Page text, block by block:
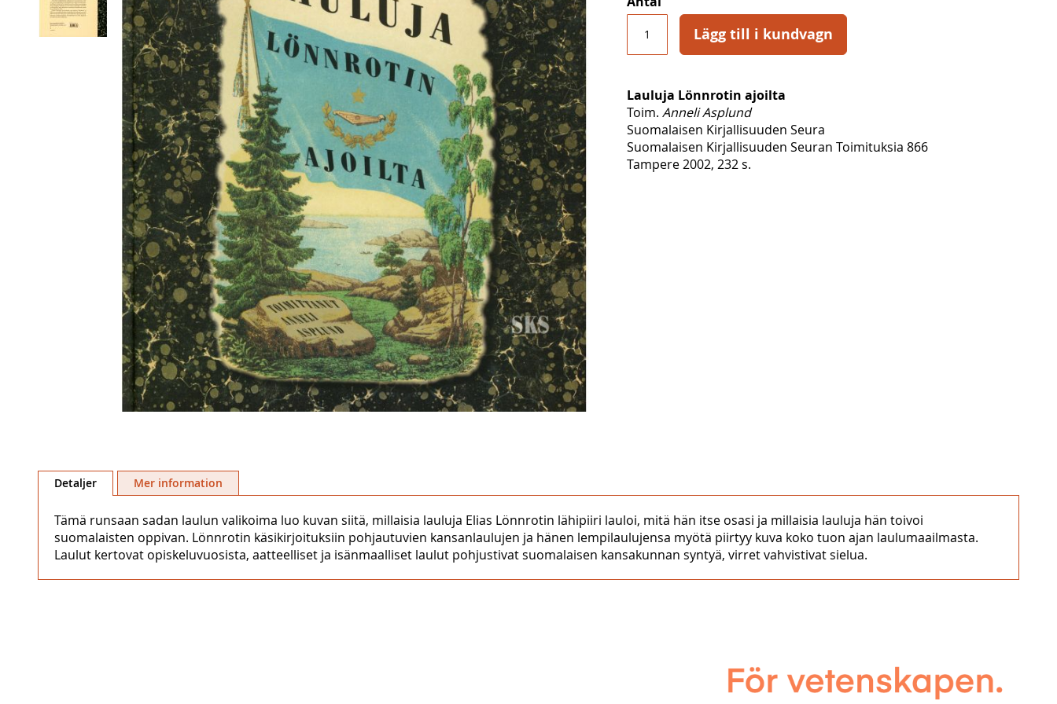
till
bildgalleriet
Lägg till i kundvagn
Lauluja Lönnrotin ajoilta
Toim. Anneli Asplund
Suomalaisen Kirjallisuuden Seura
Suomalaisen Kirjallisuuden Seuran Toimituksia 866
Tampere 2002, 232 s.
Detaljer
Tämä runsaan sadan laulun valikoima luo kuvan siitä, millaisia lauluja Elias Lönnrotin lähipiiri lauloi, mitä hän itse osasi ja millaisia lauluja hän toivoi
suomalaisten oppivan. Lönnrotin käsikirjoituksiin pohjautuvien kansanlaulujen ja hänen lempilaulujensa myötä piirtyy kuva koko tuon ajan laulumaailmasta.
Laulut kertovat opiskeluvuosista, aatteelliset ja isänmaalliset laulut pohjustivat suomalaisen kansakunnan syntyä, virret vahvistivat sielua.
Mer information